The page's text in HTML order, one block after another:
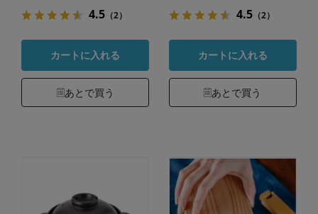
4.5（2）
カートに入れる
あとで買う
4.5（2）
カートに入れる
あとで買う